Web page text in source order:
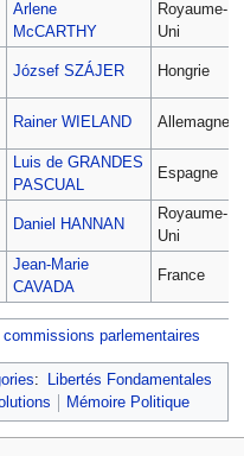
Arlene
McCARTHY
Royaume-
Uni
József SZÁJER Hongrie
Rainer WIELAND Allemagne
Luis de GRANDES
PASCUAL
Espagne
Daniel HANNAN
Royaume-
Uni
Jean-Marie
CAVADA
France
parlementaires
:
Libertés Fondamentales
Mémoire Politique